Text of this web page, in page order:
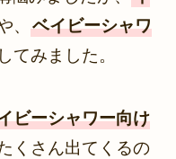
、 ベイビーシャワ
てみました。
ビーシャワー向け
くさん出てくるの